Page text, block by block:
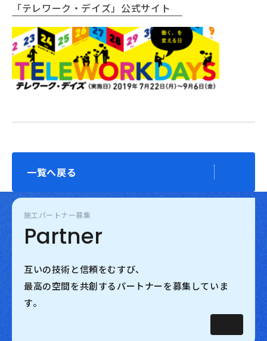
「テレワーク・デイズ」公式サイト
一覧へ戻る
施工パートナー募集
Partner
互いの技術と信頼をむすび、
最高の空間を共創するパートナーを募集していま
す。